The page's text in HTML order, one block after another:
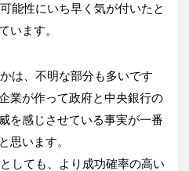
能性にいち早く気が付いたと
います。
は、不明な部分も多いです
業が作って政府と中央銀行の
を感じさせている事実が一番
思います。
しても、より成功確率の高い